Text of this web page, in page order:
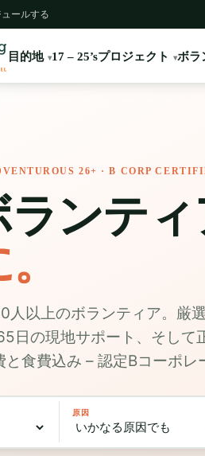
ールする
目的地 17 – 25’sプロジェクト ボラ
26+ · B CORP
ンティ
以上のボランティア。厳
日の現地サポート、そして
と食費込み – 認定Bコーポレ
原因